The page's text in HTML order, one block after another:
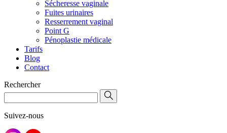
Sécheresse vaginale
Fuites urinaires
Resserrement vaginal
Point G
Pénoplastie médicale
Tarifs
Blog
Contact
Rechercher
Suivez-nous